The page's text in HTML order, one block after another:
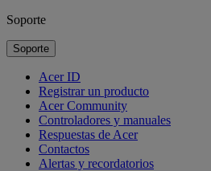
Soporte
Soporte
Acer ID
Registrar un producto
Acer Community
Controladores y manuales
Respuestas de Acer
Contactos
Alertas y recordatorios